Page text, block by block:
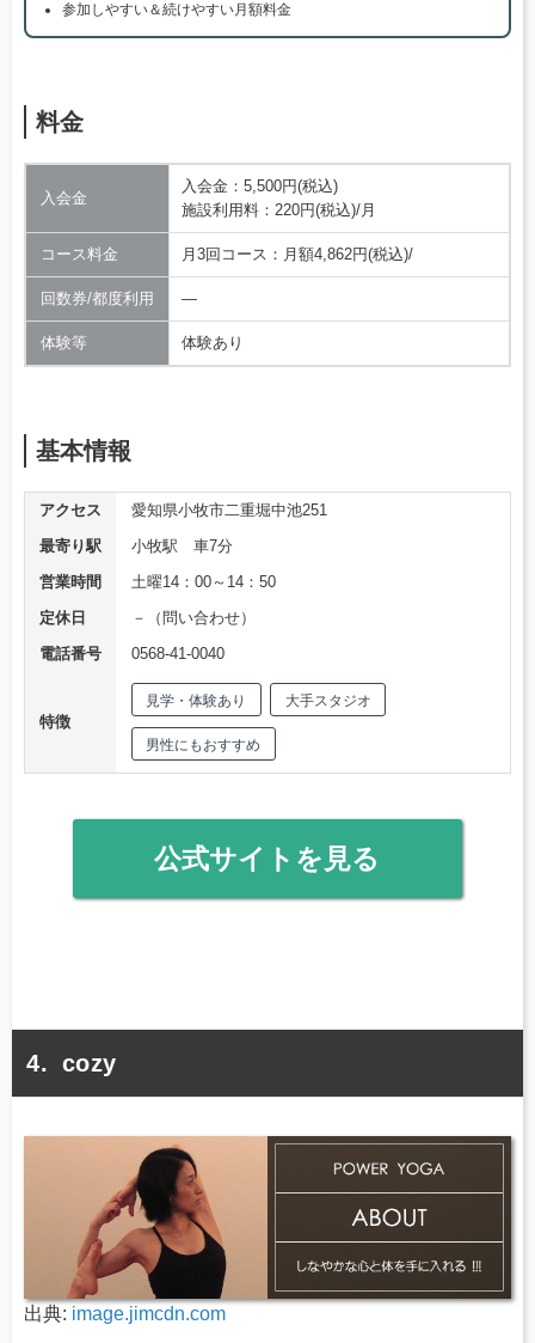
参加しやすい＆続けやすい月額料金
料金
入会金
入会金：5,500円(税込)
施設利用料：220円(税込)/月
コース料金 月3回コース：月額4,862円(税込)/
回数券/都度利用 ―
体験等 体験あり
基本情報
アクセス
愛知県小牧市二重堀中池251
最寄り駅
小牧駅 車7分
営業時間
土曜14：00～14：50
定休日
－（問い合わせ）
電話番号
0568-41-0040
特徴
見学・体験あり 大手スタジオ
男性にもおすすめ
公式サイトを見る
cozy
出典: image.jimcdn.com